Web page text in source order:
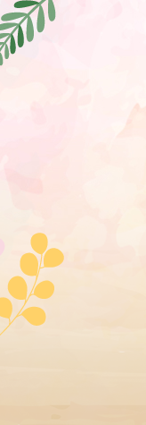
移至網頁之主要內容區